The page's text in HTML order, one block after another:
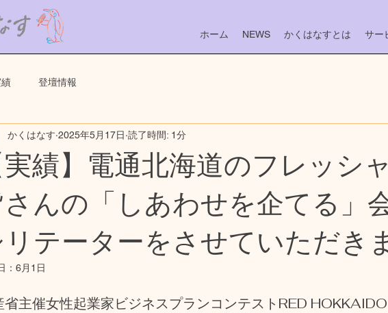
ホーム NEWS かくはなすとは サー
登壇情報
実績】電通北海道のフレッシ
さんの「しあわせを企てる」
リテーターをさせていただき
かくはなす 2025年5月17日 読了時間: 1分
： 6月1日
省主催女性起業家ビジネスプランコンテストRED